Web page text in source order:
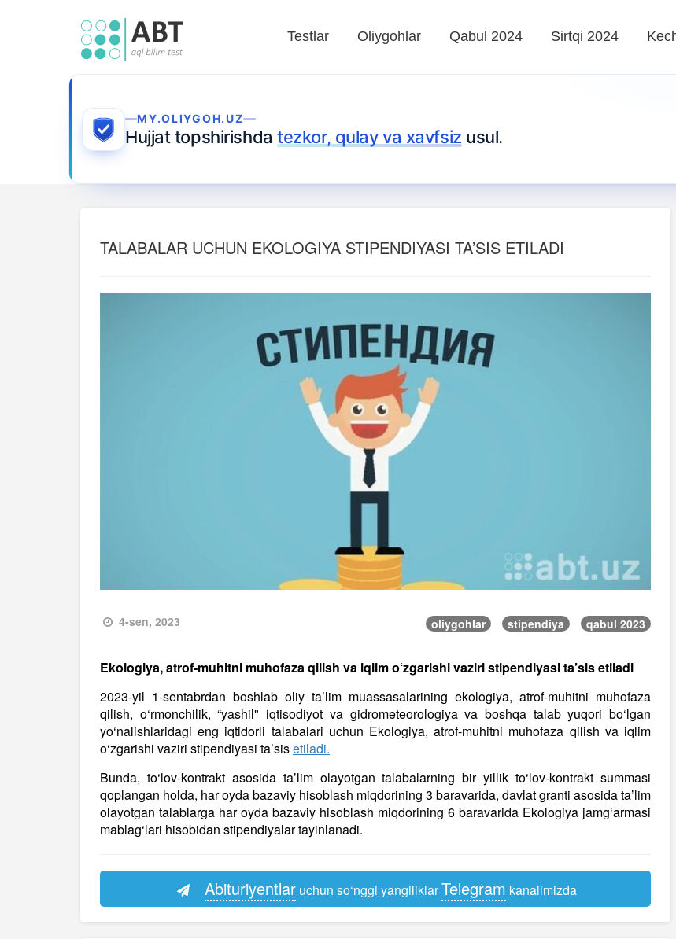
Testlar Oliygohlar Qabul 2024 Sirtqi 2024
MY.OLIYGOH.UZ
Hujjat topshirishdatezkor, qulay va xavfsiz usul.
TALABALAR UCHUN EKOLOGIYA STIPENDIYASI TA’SIS ETILADI
4-sen, 2023 oliygohlar stipendiya qabul 2023
Ekologiya, atrof-muhitni muhofaza qilish va iqlim o‘zgarishi vaziri stipendiyasi ta’sis etiladi
2023-yil 1-sentabrdan boshlab oliy ta’lim muassasalarining ekologiya, atrof-muhitni muhofaza
qilish, o‘rmonchilik, “yashil" iqtisodiyot va gidrometeorologiya va boshqa talab yuqori bo‘lgan
yo‘nalishlaridagi eng iqtidorli talabalari uchun Ekologiya, atrof-muhitni muhofaza qilish va iqlim
o‘zgarishi vaziri stipendiyasi ta’sisetiladi.
Bunda, to‘lov-kontrakt asosida ta’lim olayotgan talabalarning bir yillik to‘lov-kontrakt summasi
qoplangan holda, har oyda bazaviy hisoblash miqdorining 3 baravarida, davlat granti asosida ta’lim
olayotgan talablarga har oyda bazaviy hisoblash miqdorining 6 baravarida Ekologiya jamg‘armasi
mablag‘lari hisobidan stipendiyalar tayinlanadi.
Abituriyentlaruchun so‘nggi yangiliklarTelegram kanalimizda